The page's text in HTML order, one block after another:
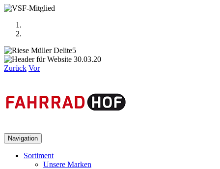
Zurück Vor
Navigation
Sortiment
Unsere Marken